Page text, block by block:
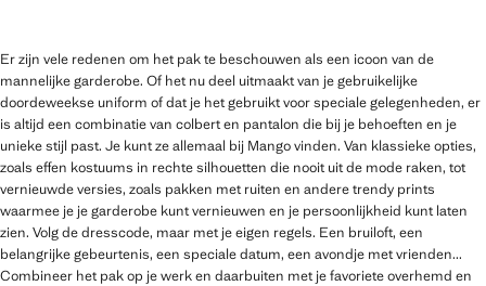
Er zijn vele redenen om het pak te beschouwen als een icoon van de
mannelijke garderobe. Of het nu deel uitmaakt van je gebruikelijke
doordeweekse uniform of dat je het gebruikt voor speciale gelegenheden, er
is altijd een combinatie van colbert en pantalon die bij je behoeften en je
unieke stijl past. Je kunt ze allemaal bij Mango vinden. Van klassieke opties,
zoals effen kostuums in rechte silhouetten die nooit uit de mode raken, tot
vernieuwde versies, zoals pakken met ruiten en andere trendy prints
waarmee je je garderobe kunt vernieuwen en je persoonlijkheid kunt laten
zien. Volg de dresscode, maar met je eigen regels. Een bruiloft, een
belangrijke gebeurtenis, een speciale datum, een avondje met vrienden...
Combineer het pak op je werk en daarbuiten met je favoriete overhemd en